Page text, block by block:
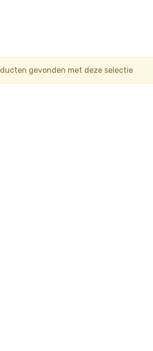
gevonden met deze selectie